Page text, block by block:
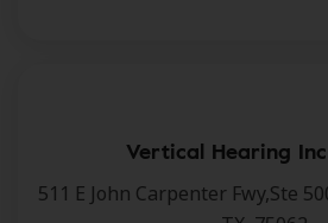
Vertical Hearing
511 E John Carpenter Fwy,Ste